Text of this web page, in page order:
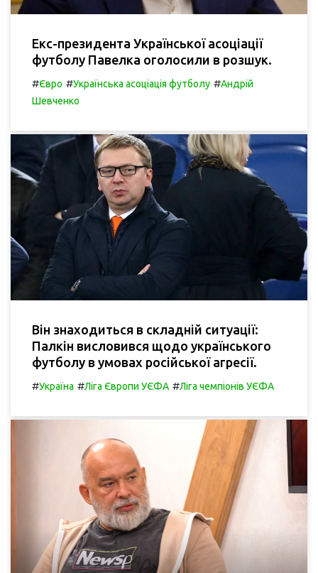
Екс-президента Української асоціації
футболу Павелка оголосили в розшук.
#Євро #Українська асоціація футболу #Андрій
Шевченко
Він знаходиться в складній ситуації:
Палкін висловився щодо українського
футболу в умовах російської агресії.
#Україна #Ліга Європи УЄФА #Ліга чемпіонів УЄФА